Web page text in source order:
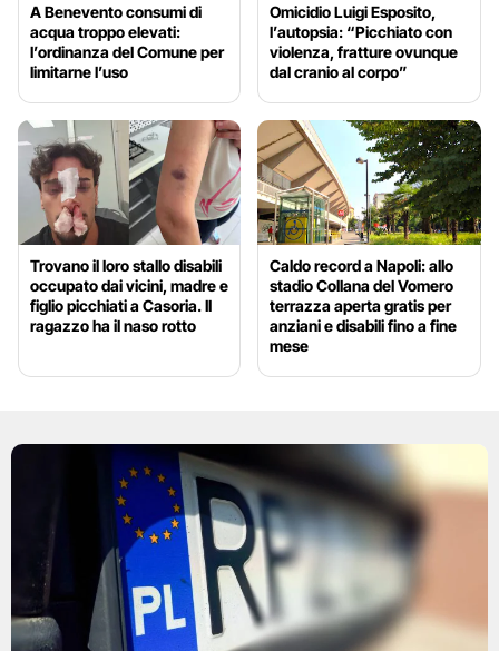
A Benevento consumi di
acqua troppo elevati:
l’ordinanza del Comune per
limitarne l’uso
Omicidio Luigi Esposito,
l’autopsia: “Picchiato con
violenza, fratture ovunque
dal cranio al corpo”
Trovano il loro stallo disabili
occupato dai vicini, madre e
figlio picchiati a Casoria. Il
ragazzo ha il naso rotto
Caldo record a Napoli: allo
stadio Collana del Vomero
terrazza aperta gratis per
anziani e disabili fino a fine
mese